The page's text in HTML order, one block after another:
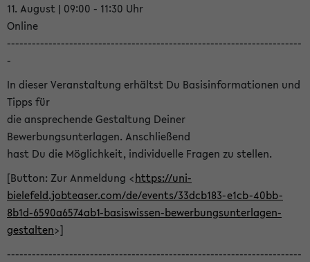
11. August | 09:00 - 11:30 Uhr
Online
-----------------------------------------------------------------------
-
In dieser Veranstaltung erhältst Du Basisinformationen und
Tipps für
die ansprechende Gestaltung Deiner
Bewerbungsunterlagen. Anschließend
hast Du die Möglichkeit, individuelle Fragen zu stellen.
[Button: Zur Anmeldung <https://uni-
bielefeld.jobteaser.com/de/events/33dcb183-e1cb-40bb-
8b1d-6590a6574ab1-basiswissen-bewerbungsunterlagen-
gestalten>]
-----------------------------------------------------------------------